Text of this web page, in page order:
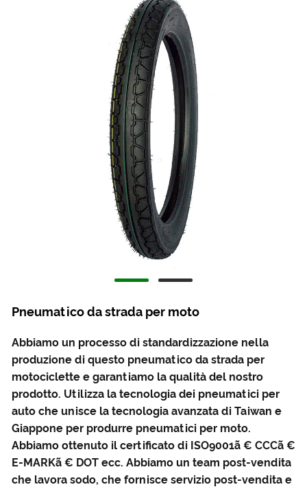
Pneumatico da strada per moto
Abbiamo un processo di standardizzazione nella
produzione di questo pneumatico da strada per
motociclette e garantiamo la qualità del nostro
prodotto. Utilizza la tecnologia dei pneumatici per
auto che unisce la tecnologia avanzata di Taiwan e
Giappone per produrre pneumatici per moto.
Abbiamo ottenuto il certificato di ISO9001ã € CCCã €
E-MARKã € DOT ecc. Abbiamo un team post-vendita
che lavora sodo, che fornisce servizio post-vendita e